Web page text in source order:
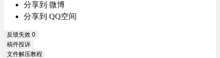
分享到 微博
分享到 QQ空间
反馈失效 0
稿件投诉
文件解压教程